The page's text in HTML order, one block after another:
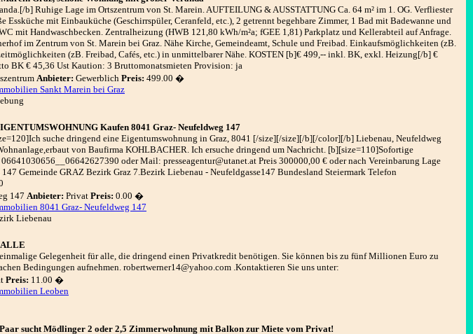
b] Ruhige Lage im Ortszentrum von St. Marein. AUFTEILUNG & AUSSTATTUNG Ca. 64 m² im 1. OG. Verfliester
Essküche mit Einbauküche (Geschirrspüler, Ceranfeld, etc.), 2 getrennt begehbare Zimmer, 1 Bad mit Badewanne und
mit Handwaschbecken. Zentralheizung (HWB 121,80 kWh/m²a; fGEE 1,81) Parkplatz und Kellerabteil auf Anfrage.
im Zentrum von St. Marein bei Graz. Nähe Kirche, Gemeindeamt, Schule und Freibad. Einkaufsmöglichkeiten (zB.
(zB. Freibad, Cafés, etc.) in unmittelbarer Nähe. KOSTEN [b]€ 499,-- inkl. BK, exkl. Heizung[/b] €
BK € 45,36 Ust Kaution: 3 Bruttomonatsmieten Provision: ja
Anbieter: Gewerblich Preis: 499.00 �
Sankt Marein bei Graz
Kaufen 8041 Graz- Neufeldweg 147
suche dringend eine Eigentumswohnung in Graz, 8041 [/size][/size][/b][/color][/b] Liebenau, Neufeldweg
von Baufirma KOHLBACHER. Ich ersuche dringend um Nachricht. [b][size=110]Sofortige
oder Mail: presseagentur@utanet.at Preis 300000,00 € oder nach Vereinbarung Lage
Gemeinde GRAZ Bezirk Graz 7.Bezirk Liebenau - Neufeldgasse147 Bundesland Steiermark Telefon
147 Anbieter: Privat Preis: 0.00 �
8041 Graz- Neufeldweg 147
Liebenau
ALLE
Gelegenheit für alle, die dringend einen Privatkredit benötigen. Sie können bis zu fünf Millionen Euro zu
Bedingungen aufnehmen. robertwerner14@yahoo.com .Kontaktieren Sie uns unter:
Preis: 11.00 �
Leoben
sucht Mödlinger 2 oder 2,5 Zimmerwohnung mit Balkon zur Miete vom Privat!